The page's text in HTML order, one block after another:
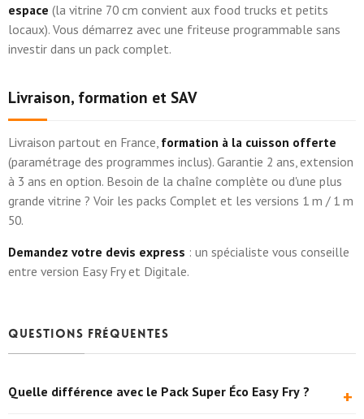
espace (la vitrine 70 cm convient aux food trucks et petits
locaux). Vous démarrez avec une friteuse programmable sans
investir dans un pack complet.
Livraison, formation et SAV
Livraison partout en France, formation à la cuisson offerte
(paramétrage des programmes inclus). Garantie 2 ans, extension
à 3 ans en option. Besoin de la chaîne complète ou d'une plus
grande vitrine ? Voir les packs Complet et les versions 1 m / 1 m
50.
Demandez votre devis express : un spécialiste vous conseille
entre version Easy Fry et Digitale.
Questions fréquentes
Quelle différence avec le Pack Super Éco Easy Fry ? +